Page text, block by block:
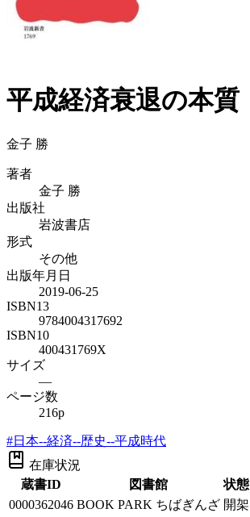
平成経済衰退の本質
金子 勝
著者
金子 勝
出版社
岩波書店
形式
その他
出版年月日
2019-06-25
ISBN13
9784004317692
ISBN10
400431769X
サイズ
—
ページ数
216p
#日本--経済--歴史--平成時代
在庫状況
蔵書ID
図書館
状態
0000362046 BOOK PARK ちばぎんざ 開架